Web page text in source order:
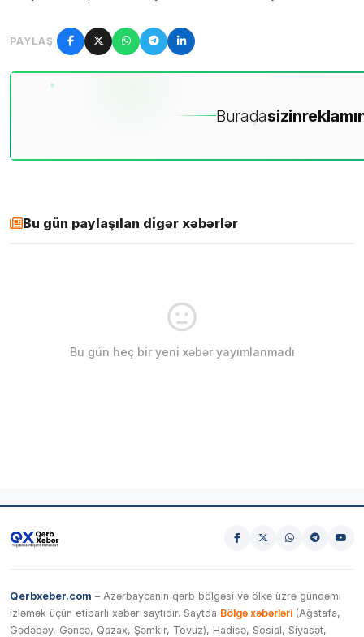
PAYLAŞ
Buradasizin
Bu gün paylaşılan digər xəbərlər
Bu gün heç bir yeni xəbər yayımlanmadı
Qerbxeber.com – Azərbaycanın qərb bölgəsi və ölkə üzrə gündəmi
izləmək üçün etibarlı xəbər saytıdır. Saytda Bölgə xəbərləri (Ağstafa,
Gədəbəy, Gəncə, Qazax, Şəmkir, Tovuz), Hadisə, Sosial, Siyasət,